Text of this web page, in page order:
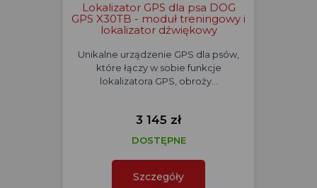
Lokalizator GPS dla psa DOG
GPS X30TB - moduł treningowy i
lokalizator dźwiękowy
Unikalne urządzenie GPS dla psów,
które łączy w sobie funkcje
lokalizatora GPS, obroży…
3 145 zł
DOSTĘPNE
Szczegóły